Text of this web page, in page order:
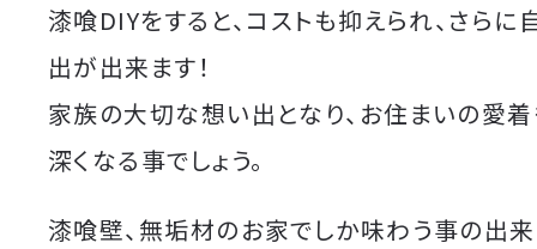
漆喰DIYをすると、コストも抑えられ、さら
出が出来ます！
家族の大切な想い出となり、お住まいの愛
深くなる事でしょう。
漆喰壁、無垢材のお家でしか味わう事の出